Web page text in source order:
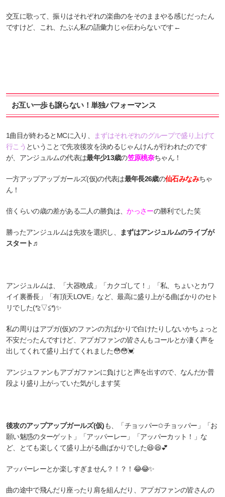
交互に歌って、振りはそれぞれの楽曲のをそのままやる感じだったん
ですけど、これ、たぶん私の語彙力じゃ伝わらないです←
お互い一歩も譲らない！単独パフォーマンス
1曲目が終わるとMCに入り、
まずはそれぞれのグループで盛り上げて
行こう ということで先攻後攻を決めるじゃんけんが行われたのです
が、アンジュルムの代表は最年少13歳の笠原桃奈ちゃん！
一方アップアップガールズ(仮)の代表は最年長26歳の仙石みなみちゃ
ん！
倍くらいの歳の差がある二人の勝負は、かっさーの勝利でした笑
勝ったアンジュルムは先攻を選択し、
まずはアンジュルムのライブが
スタート♬
アンジュルムは、「大器晩成」「カクゴして！」「私、ちょいとカワ
イイ裏番長」「有頂天LOVE」など、最高に盛り上がる曲ばかりのセト
リでした(*≧▽≦*)✨
私の周りはアプガ(仮)のファンの方ばかりで白けたりしないかちょっと
不安だったんですけど、アプガファンの皆さんもコールとか凄く声を
出してくれて盛り上げてくれました😳😳💓
アンジュファンもアプガファンに負けじと声を出すので、なんだか普
段より盛り上がっていた気がします笑
後攻のアップアップガールズ(仮) も、「チョッパー✩チョッパー」「お
願い魅惑のターゲット」「アッパーレー」「アッパーカット！」な
ど、とても楽しくて盛り上がる曲ばかりでした😆😆💕
アッパーレーとか楽しすぎません？！？！😂😂✨
曲の途中で飛んだり座ったり肩を組んだり、アプガファンの皆さんの